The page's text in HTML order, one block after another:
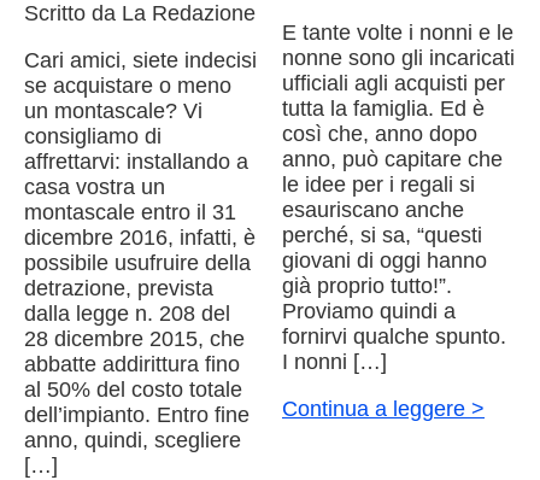
Scritto da La Redazione
Cari amici, siete indecisi
se acquistare o meno
un montascale? Vi
consigliamo di
affrettarvi: installando a
casa vostra un
montascale entro il 31
dicembre 2016, infatti, è
possibile usufruire della
detrazione, prevista
dalla legge n. 208 del
28 dicembre 2015, che
abbatte addirittura fino
al 50% del costo totale
dell’impianto. Entro fine
anno, quindi, scegliere
[…]
E tante volte i nonni e le
nonne sono gli incaricati
ufficiali agli acquisti per
tutta la famiglia. Ed è
così che, anno dopo
anno, può capitare che
le idee per i regali si
esauriscano anche
perché, si sa, “questi
giovani di oggi hanno
già proprio tutto!”.
Proviamo quindi a
fornirvi qualche spunto.
I nonni […]
Continua a leggere >